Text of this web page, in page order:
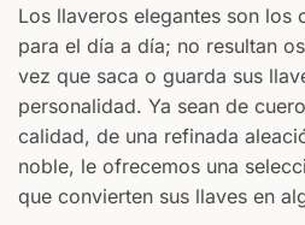
Los llaveros elegantes son los
para el día a día; no resultan
vez que saca o guarda sus
personalidad. Ya sean de
calidad, de una refinada
noble, le ofrecemos una
que convierten sus llaves en